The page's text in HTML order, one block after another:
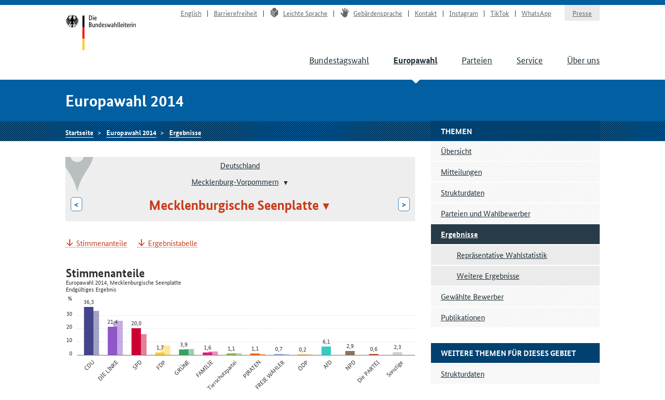
English Barrierefreiheit Leichte Sprache Gebärdensprache Kontakt Instagram TikTok WhatsApp Presse
Bundestagswahl Europawahl Parteien Service Über uns
Europawahl 2014
Startseite Europawahl 2014 Ergebnisse
Deutschland
Mecklenburg-Vorpommern
< Mecklenburgische Seenplatte >
Stimmenanteile Ergebnistabelle
0
10
20
30
%
CDU DIE LINKE SPD FDP GRÜNE FAMILIETierschutzpartei PIRATENFREIE WÄHLER ÖDP AfD NPDDie PARTEI Sonstige
36,3
21,4 20,0
1,7 3,9 1,6 1,1 1,1 0,7 0,2
6,1 2,9 0,6 2,3
Stimmenanteile
Europawahl 2014, Mecklenburgische Seenplatte
Endgültiges Ergebnis
THEMEN
Übersicht
Mitteilungen
Strukturdaten
Parteien und Wahlbewerber
Ergebnisse
Repräsentative Wahlstatistik
Weitere Ergebnisse
Gewählte Bewerber
Publikationen
WEITERE THEMEN FÜR DIESES GEBIET
Strukturdaten